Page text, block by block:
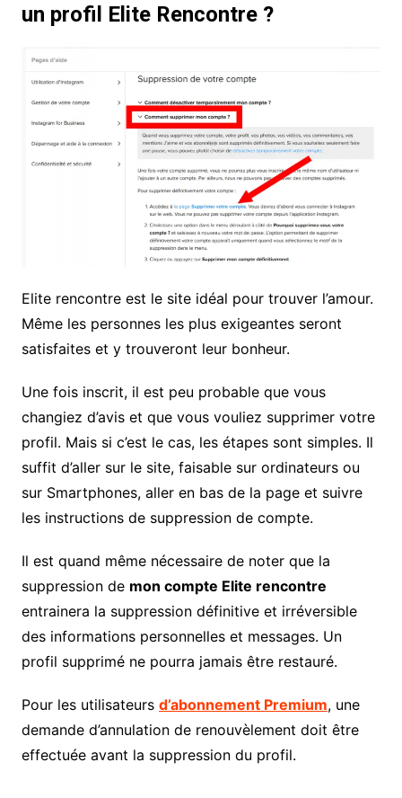
un profil Elite Rencontre ?
Elite rencontre est le site idéal pour trouver l’amour.
Même les personnes les plus exigeantes seront
satisfaites et y trouveront leur bonheur.
Une fois inscrit, il est peu probable que vous
changiez d’avis et que vous vouliez supprimer votre
profil. Mais si c’est le cas, les étapes sont simples. Il
suffit d’aller sur le site, faisable sur ordinateurs ou
sur Smartphones, aller en bas de la page et suivre
les instructions de suppression de compte.
Il est quand même nécessaire de noter que la
suppression de mon compte Elite rencontre
entrainera la suppression définitive et irréversible
des informations personnelles et messages. Un
profil supprimé ne pourra jamais être restauré.
Pour les utilisateurs d’abonnement Premium, une
demande d’annulation de renouvèlement doit être
effectuée avant la suppression du profil.